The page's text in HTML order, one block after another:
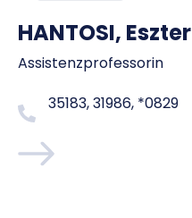
HANTOSI, Eszter
Assistenzprofessorin
35183, 31986, *0829